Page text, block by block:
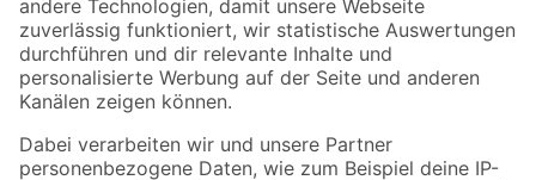
Folge uns
Zahlungsarten Versandarten